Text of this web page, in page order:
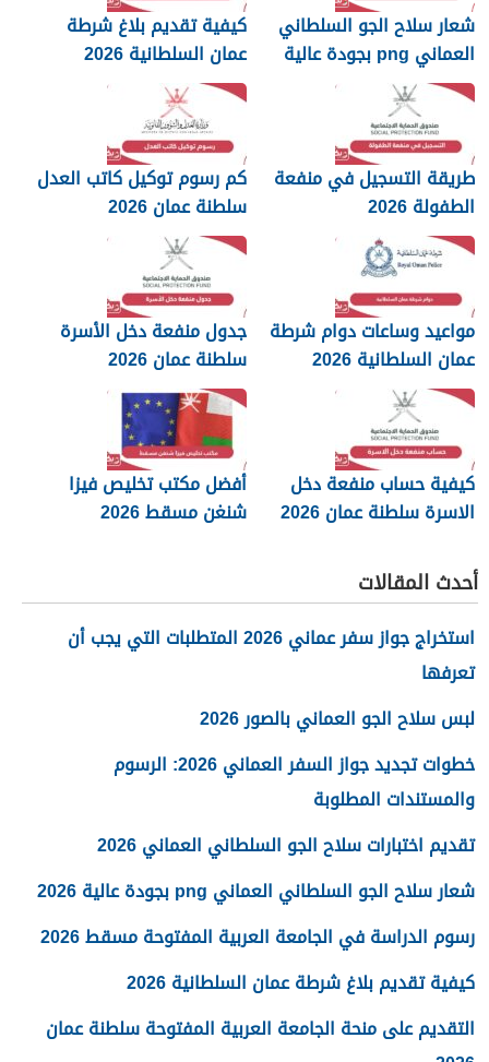
شعار سلاح الجو السلطاني
العماني png بجودة عالية
2026
كيفية تقديم بلاغ شرطة
عمان السلطانية 2026
طريقة التسجيل في منفعة
الطفولة 2026
كم رسوم توكيل كاتب العدل
سلطنة عمان 2026
مواعيد وساعات دوام شرطة
عمان السلطانية 2026
جدول منفعة دخل الأسرة
سلطنة عمان 2026
كيفية حساب منفعة دخل
الاسرة سلطنة عمان 2026
أفضل مكتب تخليص فيزا
شنغن مسقط 2026
أحدث المقالات
استخراج جواز سفر عماني 2026 المتطلبات التي يجب أن
تعرفها
لبس سلاح الجو العماني بالصور 2026
خطوات تجديد جواز السفر العماني 2026: الرسوم
والمستندات المطلوبة
تقديم اختبارات سلاح الجو السلطاني العماني 2026
شعار سلاح الجو السلطاني العماني png بجودة عالية 2026
رسوم الدراسة في الجامعة العربية المفتوحة مسقط 2026
كيفية تقديم بلاغ شرطة عمان السلطانية 2026
التقديم على منحة الجامعة العربية المفتوحة سلطنة عمان